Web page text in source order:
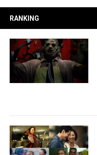
RANKING